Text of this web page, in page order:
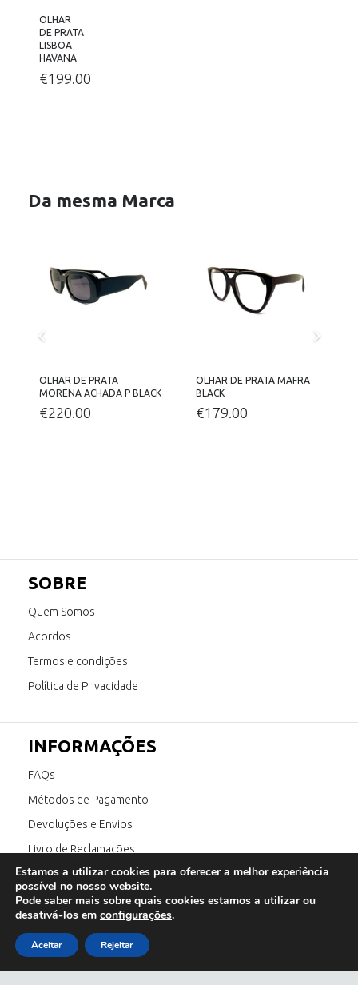
OLHAR
DE PRATA
LISBOA
HAVANA
€199.00
Da mesma Marca
OLHAR DE PRATA
MORENA ACHADA P BLACK
€220.00
OLHAR DE PRATA MAFRA
BLACK
€179.00
SOBRE
Quem Somos
Acordos
Termos e condições
Política de Privacidade
INFORMAÇÕES
FAQs
Métodos de Pagamento
Devoluções e Envios
Livro de Reclamações
Canal de Denúncia
SIGA-NOS
Estamos a utilizar cookies para oferecer a melhor experiência
possível no nosso website.
Pode saber mais sobre quais cookies estamos a utilizar ou
desativá-los em configurações.
Aceitar Rejeitar